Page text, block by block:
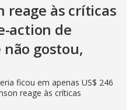
reage às críticas
action de
não gostou,
ficou em apenas US$ 246
reage às críticas